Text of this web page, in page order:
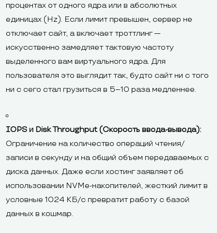
процентах от одного ядра или в абсолютных
единицах (Hz). Если лимит превышен, сервер не
отключает сайт, а включает троттлинг —
искусственно замедляет тактовую частоту
выделенного вам виртуального ядра. Для
пользователя это выглядит так, будто сайт ни с того
ни с сего стал грузиться в 5–10 раза медленнее.
IOPS и Disk Throughput (Скорость ввода-вывода):
Ограничение на количество операций чтения/
записи в секунду и на общий объем передаваемых с
диска данных. Даже если хостинг заявляет об
использовании NVMe-накопителей, жесткий лимит в
условные 1024 КБ/с превратит работу с базой
данных в кошмар.